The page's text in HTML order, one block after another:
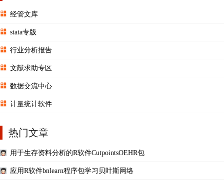
经管文库
stata专版
行业分析报告
文献求助专区
数据交流中心
计量统计软件
热门文章
用于生存资料分析的R软件CutpointsOEHR包
应用R软件bnlearn程序包学习贝叶斯网络